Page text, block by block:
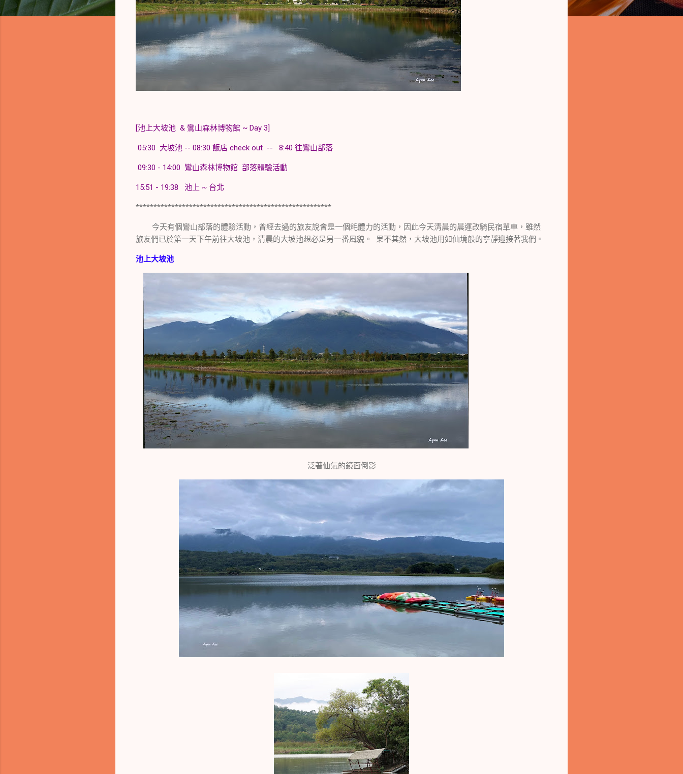
[池上大坡池 & 鸞山森林博物館 ~ Day 3]
05:30 大坡池 -- 08:30 飯店 check out -- 8:40 往鸞山部落
09:30 - 14:00 鸞山森林博物館 部落體驗活動
15:51 - 19:38 池上 ~ 台北
*******************************************************
今天有個鸞山部落的體驗活動，曾經去過的旅友說會是一個耗體力的活動，因此今天清晨的晨運改騎民宿單車，雖然
旅友們已於第一天下午前往大坡池，清晨的大坡池想必是另一番風貌。 果不其然，大坡池用如仙境般的寧靜迎接著我們。
池上大坡池
泛著仙氣的鏡面倒影